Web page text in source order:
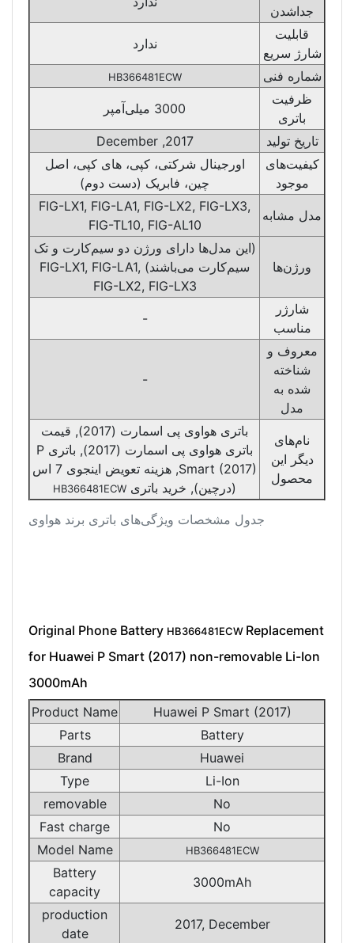
جدول مشخصات ویژگی‌های باتری برند هواوی
جداشدن
قابلیت
شارژ سریع
ندارد
شماره فنی HB366481ECW
ظرفیت
باتری
3000 میلی‌آمپر
تاریخ تولید
2017, December
کیفیت‌های
موجود
اورجینال شرکتی، کپی، های کپی، اصل
چین، فابریک (دست دوم)
مدل مشابه
FIG-LX1, FIG-LA1, FIG-LX2, FIG-LX3,
FIG-TL10, FIG-AL10
ورژن‌ها
(این مدل‌ها دارای ورژن دو سیم‌کارت و تک‌
سیم‌کارت می‌باشند) FIG-LX1, FIG-LA1,
FIG-LX2, FIG-LX3
شارژر
مناسب
-
معروف و
شناخته
شده به
مدل
-
نام‌های
دیگر این
محصول
باتری هواوی پی اسمارت (2017), قیمت
باتری هواوی پی اسمارت (2017), باتری P
Smart (2017), هزینه تعویض اینجوی 7 اس
(درچین), خرید باتری HB366481ECW
Original Phone Battery HB366481ECW Replacement
for Huawei P Smart (2017) non-removable Li-Ion
3000mAh
Product Name
Huawei P Smart (2017)
Parts
Battery
Brand
Huawei
Type
Li-Ion
removable
No
Fast charge
No
Model Name
HB366481ECW
Battery
capacity
3000mAh
production
date
2017, December